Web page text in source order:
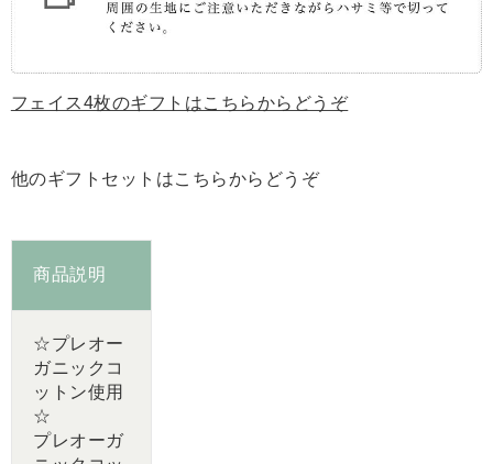
フェイス4枚のギフトはこちらからどうぞ
他のギフトセットはこちらからどうぞ
商品説明
☆プレオー
ガニックコ
ットン使用
☆
プレオーガ